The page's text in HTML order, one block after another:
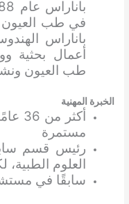
في طب العيون
أعمال
طب العيون ونشر
الخبرة المهنية
مستمرة
رئيس قسم
العلوم الطبية،
سابقًا في